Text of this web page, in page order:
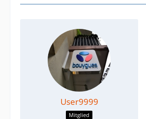
User9999
Mitglied